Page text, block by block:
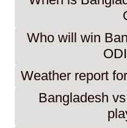
Who will win
Weather report
Bangladesh